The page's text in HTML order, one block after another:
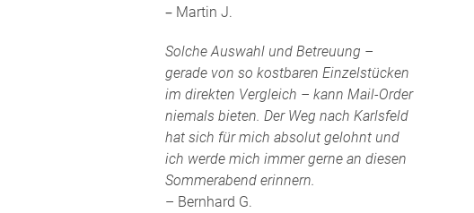
– Martin J.
Solche Auswahl und Betreuung –
gerade von so kostbaren Einzelstücken
im direkten Vergleich – kann Mail-Order
niemals bieten. Der Weg nach Karlsfeld
hat sich für mich absolut gelohnt und
ich werde mich immer gerne an diesen
Sommerabend erinnern.
– Bernhard G.